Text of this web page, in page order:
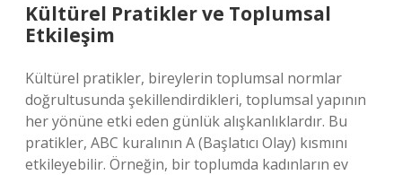
Kültürel Pratikler ve Toplumsal
Etkileşim
Kültürel pratikler, bireylerin toplumsal normlar
doğrultusunda şekillendirdikleri, toplumsal yapının
her yönüne etki eden günlük alışkanlıklardır. Bu
pratikler, ABC kuralının A (Başlatıcı Olay) kısmını
etkileyebilir. Örneğin, bir toplumda kadınların ev